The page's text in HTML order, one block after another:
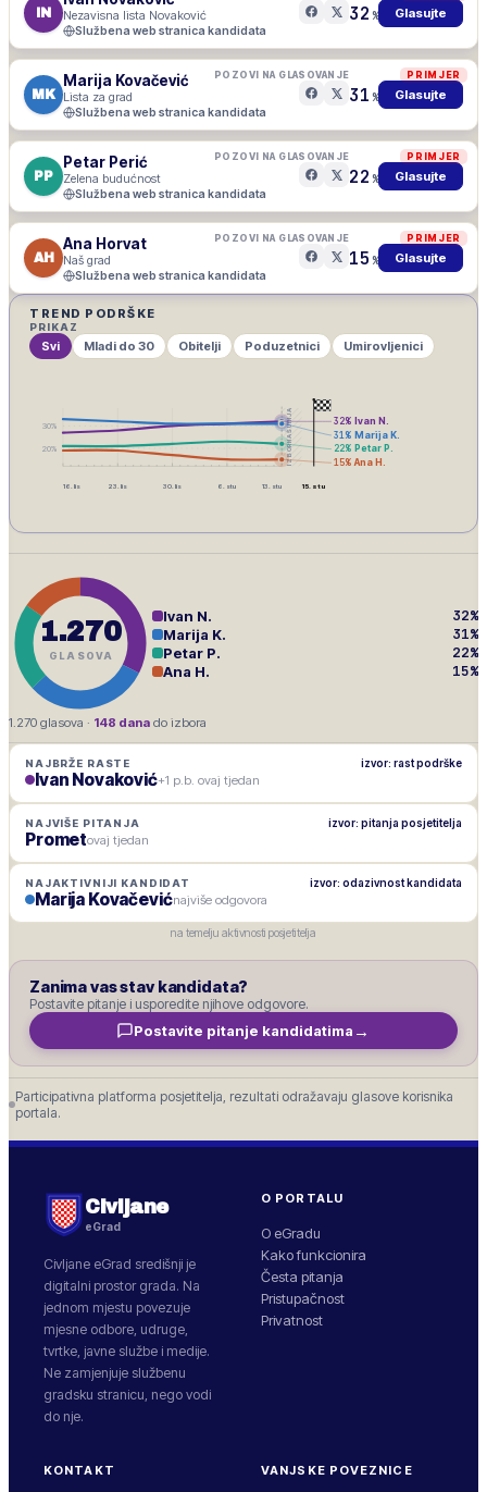
IN Nezavisna lista Novaković
Službena web stranica kandidata
32 % Glasujte
PRIMJER
MK
Marija Kovačević
Lista za grad
POZOVI NA GLASOVANJE
Službena web stranica kandidata
31 % Glasujte
PRIMJER
PP
Petar Perić
Zelena budućnost
POZOVI NA GLASOVANJE
Službena web stranica kandidata
22 % Glasujte
PRIMJER
AH
Ana Horvat
Naš grad
POZOVI NA GLASOVANJE
Službena web stranica kandidata
15 % Glasujte
TREND PODRŠKE
PRIKAZ
Svi Mladi do 30 Obitelji Poduzetnici Umirovljenici
IZBORNA ŠUTNJA
20%
30% 32% Ivan N.
31% Marija K.
22% Petar P.
15% Ana H.
16. lis 23. lis 30. lis 6. stu 13. stu 15. stu
1.270
GLASOVA
Ivan N. 32%
Marija K. 31%
Petar P. 22%
Ana H. 15%
1.270 glasova · 148 dana do izbora
NAJBRŽE RASTE izvor: rast podrške
Ivan Novaković+1 p.b. ovaj tjedan
NAJVIŠE PITANJA izvor: pitanja posjetitelja
Prometovaj tjedan
NAJAKTIVNIJI KANDIDAT izvor: odazivnost kandidata
Marija Kovačevićnajviše odgovora
na temelju aktivnosti posjetitelja
Zanima vas stav kandidata?
Postavite pitanje i usporedite njihove odgovore.
Postavite pitanje kandidatima →
Participativna platforma posjetitelja, rezultati odražavaju glasove korisnika
portala.
Civljane
eGrad
Civljane eGrad središnji je
digitalni prostor grada. Na
jednom mjestu povezuje
mjesne odbore, udruge,
tvrtke, javne službe i medije.
Ne zamjenjuje službenu
gradsku stranicu, nego vodi
do nje.
O PORTALU
O eGradu
Kako funkcionira
Česta pitanja
Pristupačnost
Privatnost
KONTAKT VANJSKE POVEZNICE